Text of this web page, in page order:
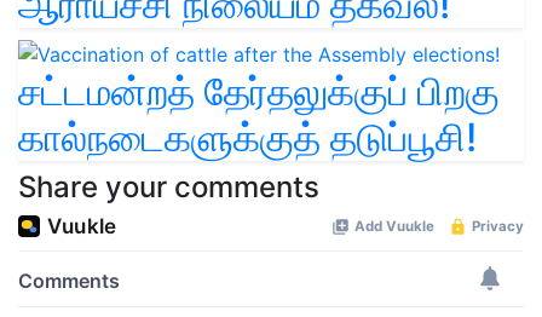
சட்டமன்றத் தேர்தலுக்குப் பிறகு
கால்நடைகளுக்குத் தடுப்பூசி!
Share your comments